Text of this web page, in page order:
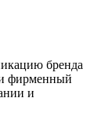
бренда
и фирменный
и